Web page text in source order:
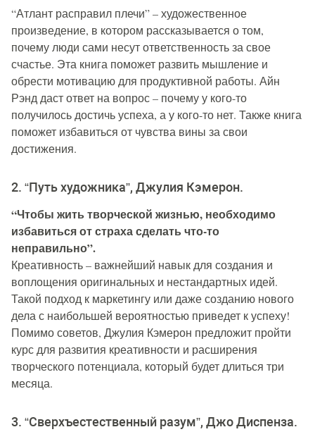
“Атлант расправил плечи” – художественное
произведение, в котором рассказывается о том,
почему люди сами несут ответственность за свое
счастье. Эта книга поможет развить мышление и
обрести мотивацию для продуктивной работы. Айн
Рэнд даст ответ на вопрос – почему у кого-то
получилось достичь успеха, а у кого-то нет. Также книга
поможет избавиться от чувства вины за свои
достижения.
2. “Путь художника”, Джулия Кэмерон.
“Чтобы жить творческой жизнью, необходимо
избавиться от страха сделать что-то
неправильно”.
Креативность – важнейший навык для создания и
воплощения оригинальных и нестандартных идей.
Такой подход к маркетингу или даже созданию нового
дела с наибольшей вероятностью приведет к успеху!
Помимо советов, Джулия Кэмерон предложит пройти
курс для развития креативности и расширения
творческого потенциала, который будет длиться три
месяца.
3. “Сверхъестественный разум”, Джо Диспенза.